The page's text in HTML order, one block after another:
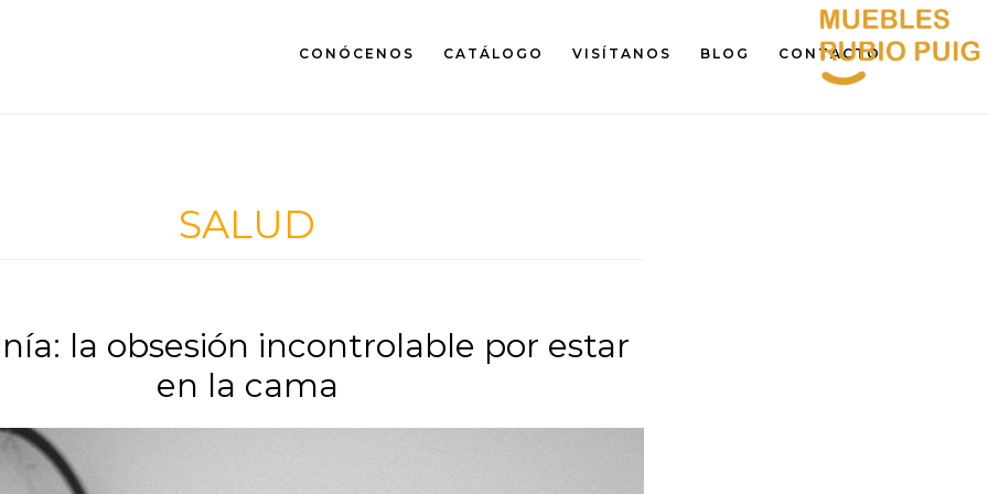
CONÓCENOS CATÁLOGO VISÍTANOS BLOG CONTACTO
SALUD
la obsesión incontrolable por estar
en la cama